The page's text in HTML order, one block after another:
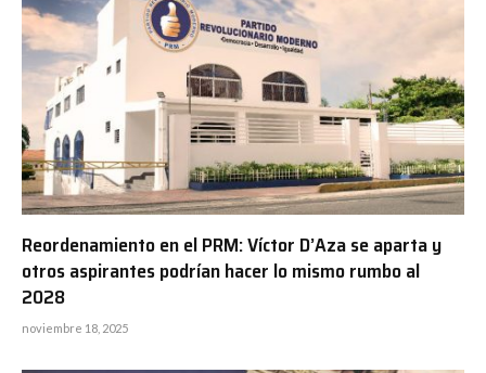
Reordenamiento en el PRM: Víctor D’Aza se aparta y
otros aspirantes podrían hacer lo mismo rumbo al
2028
noviembre 18, 2025